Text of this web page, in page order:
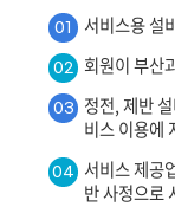
01 서비스용 설
02 회원이 부산
03
정전, 제반
비스 이용에
04
서비스 제공
반 사정으로